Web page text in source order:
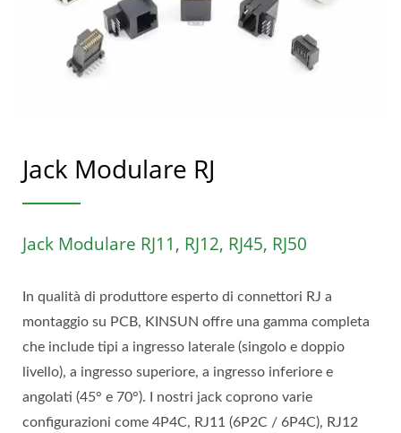
Jack Modulare RJ
Jack Modulare RJ11, RJ12, RJ45, RJ50
In qualità di produttore esperto di connettori RJ a
montaggio su PCB, KINSUN offre una gamma completa
che include tipi a ingresso laterale (singolo e doppio
livello), a ingresso superiore, a ingresso inferiore e
angolati (45° e 70°). I nostri jack coprono varie
configurazioni come 4P4C, RJ11 (6P2C / 6P4C), RJ12